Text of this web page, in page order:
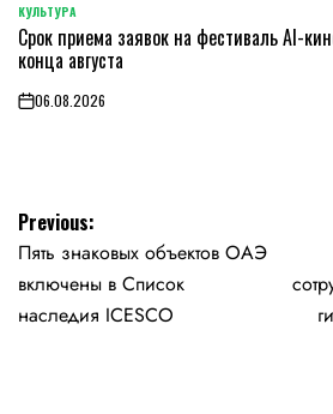
POSTED
IN
КУЛЬТУРА
Срок приема заявок на фестиваль AI-
конца августа
on06.08.2026
Навигация
по
записям
Previous:
Пять знаковых объектов ОАЭ
включены в Список
наследия ICESCO